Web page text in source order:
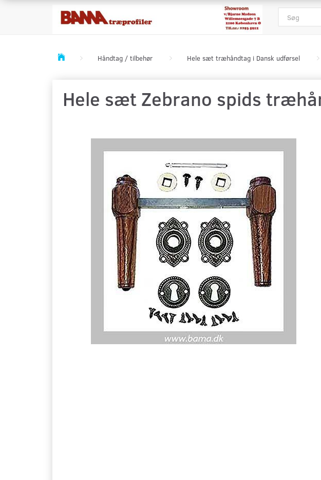
Håndtag / tilbehør Hele sæt træhåndtag i Dansk udførsel
Hele sæt Zebrano spids